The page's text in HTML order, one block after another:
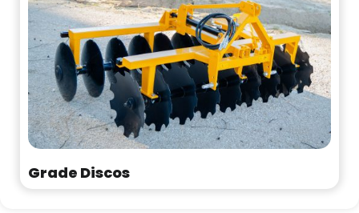
Grade Discos